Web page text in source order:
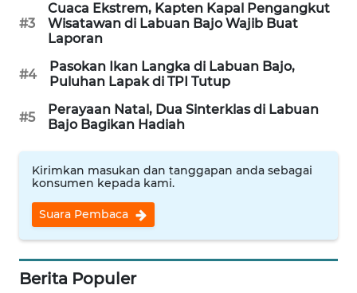
#3
Cuaca Ekstrem, Kapten Kapal Pengangkut
Wisatawan di Labuan Bajo Wajib Buat
Laporan
#4
Pasokan Ikan Langka di Labuan Bajo,
Puluhan Lapak di TPI Tutup
#5
Perayaan Natal, Dua Sinterklas di Labuan
Bajo Bagikan Hadiah
Kirimkan masukan dan tanggapan anda sebagai
konsumen kepada kami.
Suara Pembaca
Berita Populer
WAHANANEWS
CO ID
WAHANANEWS
NET
WAHANA
WAHANA
UMKM
WAHANA
SELEB